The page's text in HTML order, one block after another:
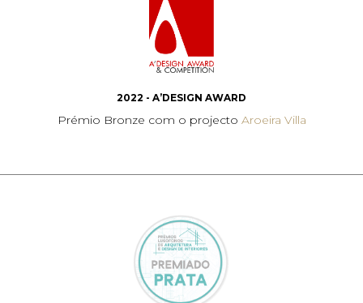
2022 - A’DESIGN AWARD
Prémio Bronze com o projecto Aroeira Villa